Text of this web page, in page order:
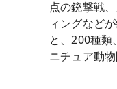
点の銃撃戦
ィングなど
と、200種類
ニチュア動物